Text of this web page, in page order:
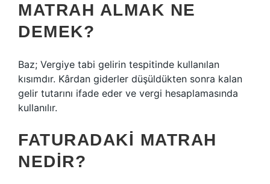
MATRAH ALMAK NE
DEMEK?
Baz; Vergiye tabi gelirin tespitinde kullanılan
kısımdır. Kârdan giderler düşüldükten sonra kalan
gelir tutarını ifade eder ve vergi hesaplamasında
kullanılır.
FATURADAKI MATRAH
NEDIR?